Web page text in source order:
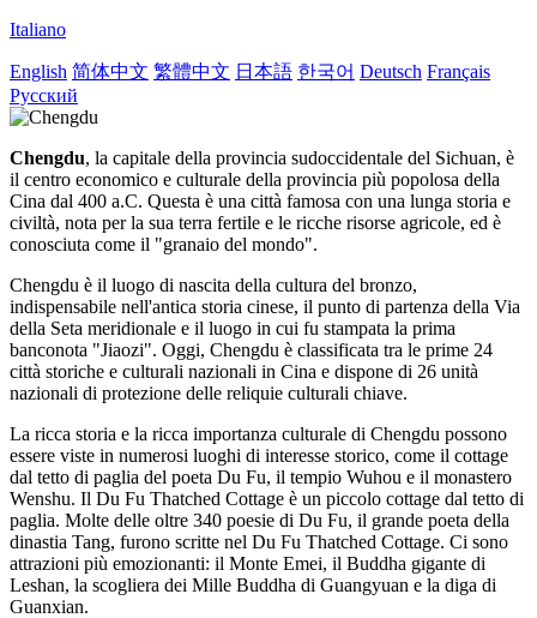
Italiano
English 简体中文 繁體中文 日本語 한국어 Deutsch Français
Русский
Chengdu, la capitale della provincia sudoccidentale del Sichuan, è
il centro economico e culturale della provincia più popolosa della
Cina dal 400 a.C. Questa è una città famosa con una lunga storia e
civiltà, nota per la sua terra fertile e le ricche risorse agricole, ed è
conosciuta come il "granaio del mondo".
Chengdu è il luogo di nascita della cultura del bronzo,
indispensabile nell'antica storia cinese, il punto di partenza della Via
della Seta meridionale e il luogo in cui fu stampata la prima
banconota "Jiaozi". Oggi, Chengdu è classificata tra le prime 24
città storiche e culturali nazionali in Cina e dispone di 26 unità
nazionali di protezione delle reliquie culturali chiave.
La ricca storia e la ricca importanza culturale di Chengdu possono
essere viste in numerosi luoghi di interesse storico, come il cottage
dal tetto di paglia del poeta Du Fu, il tempio Wuhou e il monastero
Wenshu. Il Du Fu Thatched Cottage è un piccolo cottage dal tetto di
paglia. Molte delle oltre 340 poesie di Du Fu, il grande poeta della
dinastia Tang, furono scritte nel Du Fu Thatched Cottage. Ci sono
attrazioni più emozionanti: il Monte Emei, il Buddha gigante di
Leshan, la scogliera dei Mille Buddha di Guangyuan e la diga di
Guanxian.